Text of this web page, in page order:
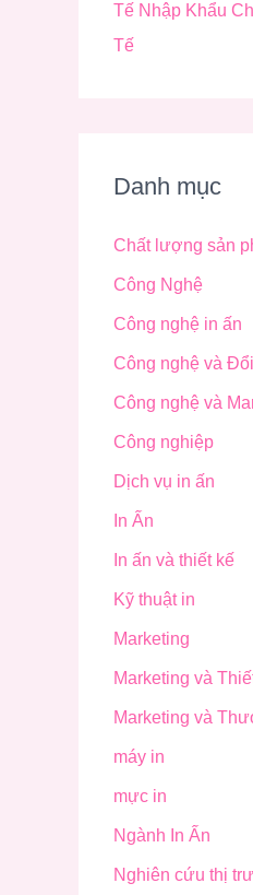
Tế Nhập Khẩu
Tế
Danh mục
Chất lượng sản
Công Nghệ
Công nghệ in ấn
Công nghệ và
Công nghệ và
Công nghiệp
Dịch vụ in ấn
In Ấn
In ấn và thiết kế
Kỹ thuật in
Marketing
Marketing và
Marketing và
máy in
mực in
Ngành In Ấn
Nghiên cứu thị